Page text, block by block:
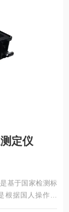
定仪
基于国家检测标
据国人操作习
开发的一款便携